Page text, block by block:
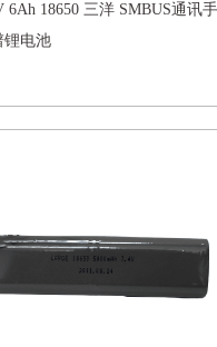
6Ah 18650 三洋 SMBUS通讯
锂电池